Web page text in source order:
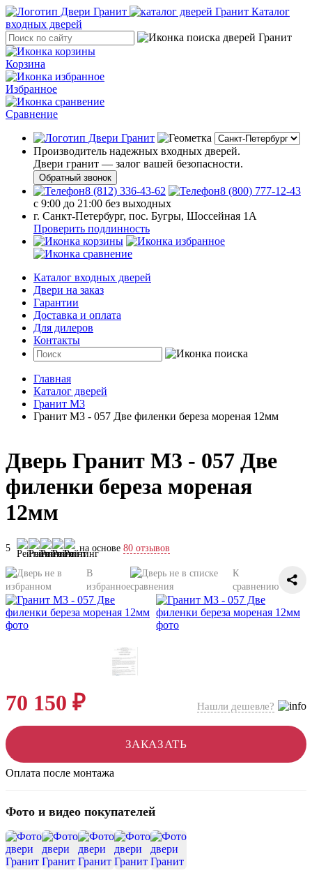
Каталог
входных дверей
Корзина
Избранное
Сравнение
Производитель надежных входных дверей.
Двери гранит — залог вашей безопасности.
Обратный звонок
8 (812) 336-43-62
8 (800) 777-12-43
с 9:00 до 21:00 без выходных
г. Санкт-Петербург, пос. Бугры, Шоссейная 1А
Проверить подлинность
Каталог входных дверей
Двери на заказ
Гарантии
Доставка и оплата
Для дилеров
Контакты
Главная
Каталог дверей
Гранит М3
Гранит М3 - 057 Две филенки береза мореная 12мм
Дверь Гранит М3 - 057 Две
филенки береза мореная
12мм
5 на основе 80 отзывов
В
избранное
К
сравнению
70 150 ₽ Нашли дешевле?
ЗАКАЗАТЬ
Оплата после монтажа
Фото и видео покупателей